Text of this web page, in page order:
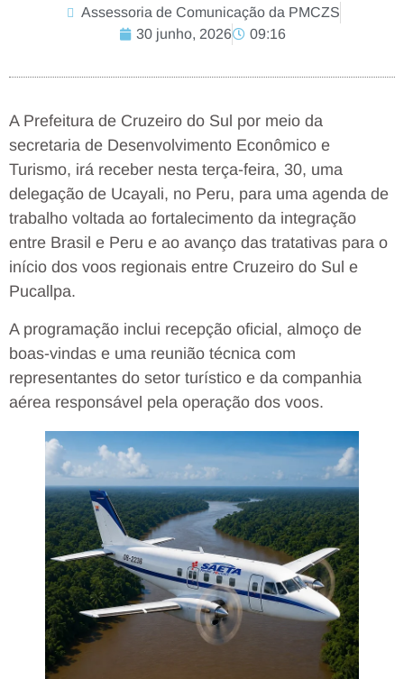
Assessoria de Comunicação da PMCZS
30 junho, 2026
09:16
A Prefeitura de Cruzeiro do Sul por meio da
secretaria de Desenvolvimento Econômico e
Turismo, irá receber nesta terça-feira, 30, uma
delegação de Ucayali, no Peru, para uma agenda de
trabalho voltada ao fortalecimento da integração
entre Brasil e Peru e ao avanço das tratativas para o
início dos voos regionais entre Cruzeiro do Sul e
Pucallpa.
A programação inclui recepção oficial, almoço de
boas-vindas e uma reunião técnica com
representantes do setor turístico e da companhia
aérea responsável pela operação dos voos.